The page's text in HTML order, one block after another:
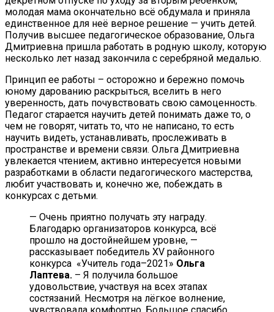
молодая мама окончательно всё обдумала и приняла
единственное для неё верное решение — учить детей.
Получив высшее педагогическое образование, Ольга
Дмитриевна пришла работать в родную школу, которую
несколько лет назад закончила с серебряной медалью.
Принцип ее работы – осторожно и бережно помочь
юному дарованию раскрыться, вселить в него
уверенность, дать почувствовать свою самоценность.
Педагог старается научить детей понимать даже то, о
чем не говорят, читать то, что не написано, то есть
научить видеть, устанавливать, прослеживать в
пространстве и времени связи. Ольга Дмитриевна
увлекается чтением, активно интересуется новыми
разработками в области педагогического мастерства,
любит участвовать и, конечно же, побеждать в
конкурсах с детьми.
— Очень приятно получать эту награду.
Благодарю организаторов конкурса, всё
прошло на достойнейшем уровне, —
рассказывает победитель XV районного
конкурса «Учитель года–2021» Ольга
Лаптева. – Я получила большое
удовольствие, участвуя на всех этапах
состязаний. Несмотря на лёгкое волнение,